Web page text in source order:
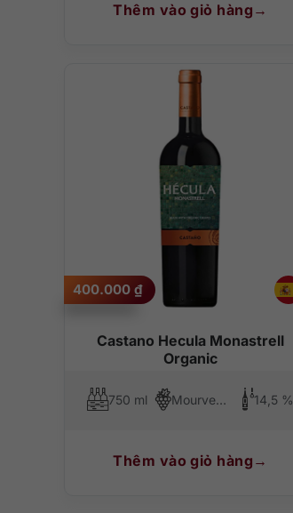
Thêm vào giỏ hàng
Castano Hecula Monastrell
Organic
400.000 ₫
750 ml Mourvedre 14,5 %
Thêm vào giỏ hàng